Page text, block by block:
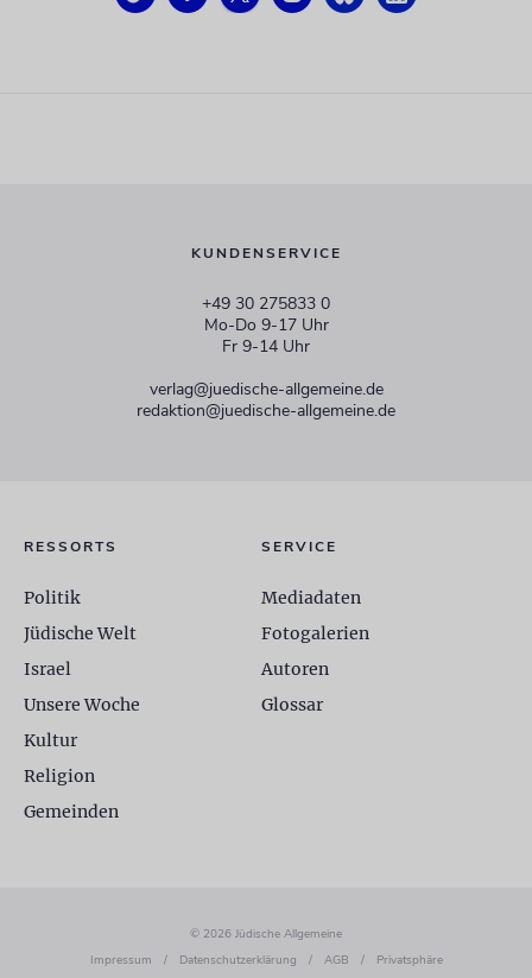
KUNDENSERVICE
+49 30 275833 0
Mo-Do 9-17 Uhr
Fr 9-14 Uhr
verlag@juedische-allgemeine.de
redaktion@juedische-allgemeine.de
RESSORTS
Politik
Jüdische Welt
Israel
Unsere Woche
Kultur
Religion
Gemeinden
SERVICE
Mediadaten
Fotogalerien
Autoren
Glossar
© 2026 Jüdische Allgemeine
Impressum
/ Datenschutzerklärung / AGB / Privatsphäre